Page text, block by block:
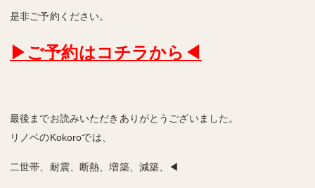
是非ご予約ください。
▶ご予約はコチラから◀
最後までお読みいただきありがとうございました。
リノベのKokoroでは、
二世帯、耐震、断熱、増築、減築、◀